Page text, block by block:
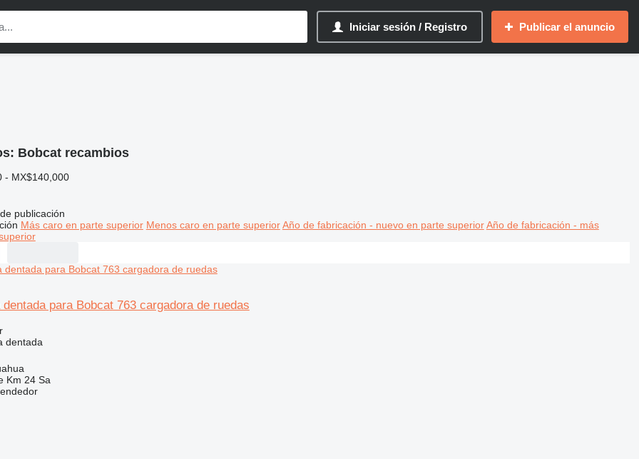
Iniciar sesión / Registro Publicar el anuncio
Bobcat recambios
- MX$140,000
publicación
Más caro en parte superior Menos caro en parte superior Año de fabricación - nuevo en parte superior Año de fabricación - más
dentada para Bobcat 763 cargadora de ruedas
dentada
Km 24 Sa